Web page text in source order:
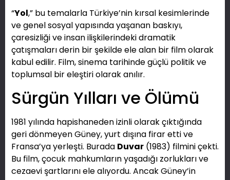
“Yol,” bu temalarla Türkiye’nin kırsal kesimlerinde
ve genel sosyal yapısında yaşanan baskıyı,
çaresizliği ve insan ilişkilerindeki dramatik
çatışmaları derin bir şekilde ele alan bir film olarak
kabul edilir. Film, sinema tarihinde güçlü politik ve
toplumsal bir eleştiri olarak anılır.
Sürgün Yılları ve Ölümü
1981 yılında hapishaneden izinli olarak çıktığında
geri dönmeyen Güney, yurt dışına firar etti ve
Fransa’ya yerleşti. Burada Duvar (1983) filmini çekti.
Bu film, çocuk mahkumların yaşadığı zorlukları ve
cezaevi şartlarını ele alıyordu. Ancak Güney’in